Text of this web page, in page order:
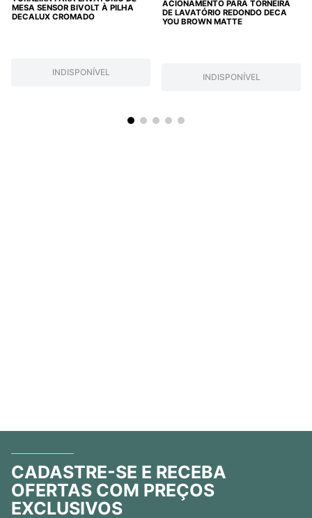
MESA SENSOR BIVOLT À PILHA
DECALUX CROMADO
INDISPONÍVEL
ACIONAMENTO PARA TORNEIRA
DE LAVATÓRIO REDONDO DECA
YOU BROWN MATTE
INDISPONÍVEL
CADASTRE-SE E RECEBA
OFERTAS COM PREÇOS
EXCLUSIVOS